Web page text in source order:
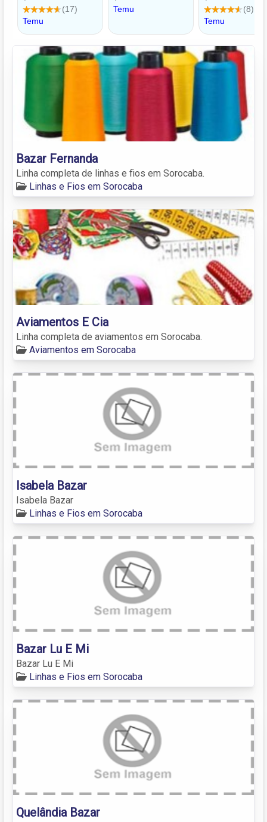
Bazar Fernanda
Linha completa de linhas e fios em Sorocaba.
Linhas e Fios em Sorocaba
Aviamentos E Cia
Linha completa de aviamentos em Sorocaba.
Aviamentos em Sorocaba
Isabela Bazar
Isabela Bazar
Linhas e Fios em Sorocaba
Bazar Lu E Mi
Bazar Lu E Mi
Linhas e Fios em Sorocaba
Quelândia Bazar